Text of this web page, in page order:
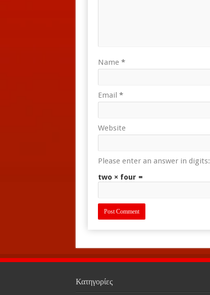
Name *
Email *
Website
Please enter an answer in digits:
two × four =
Κατηγορίες